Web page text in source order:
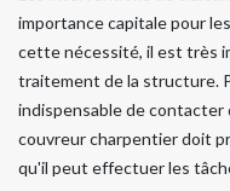
importance capitale pour
cette nécessité, il est très
traitement de la structure.
indispensable de contacter
couvreur charpentier doit
qu'il peut effectuer les